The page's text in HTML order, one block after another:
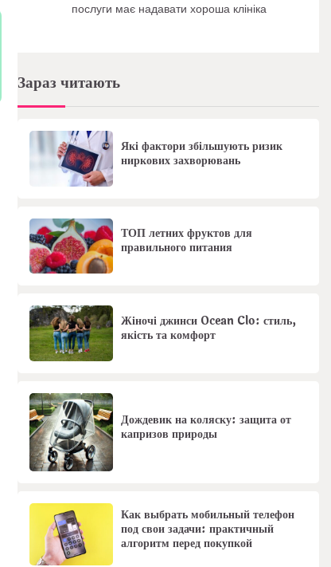
послуги має надавати хороша клініка
Зараз читають
Які фактори збільшують ризик
ниркових захворювань
ТОП летних фруктов для
правильного питания
Жіночі джинси Ocean Clo: стиль,
якість та комфорт
Дождевик на коляску: защита от
капризов природы
Как выбрать мобильный телефон
под свои задачи: практичный
алгоритм перед покупкой